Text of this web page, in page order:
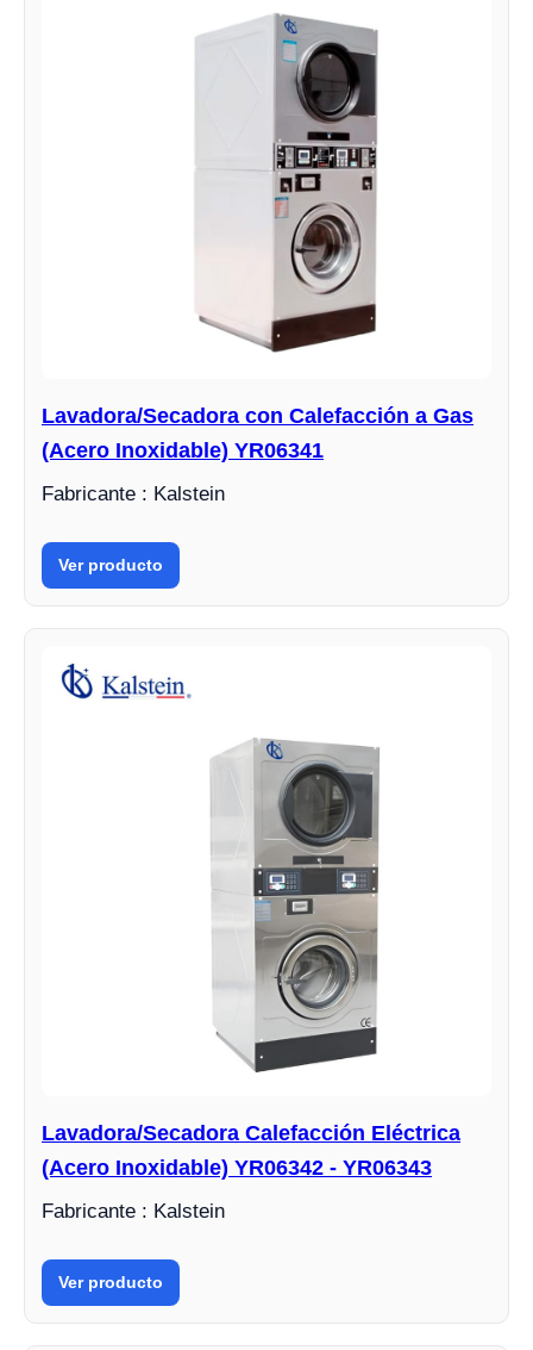
Lavadora/Secadora con Calefacción a Gas
(Acero Inoxidable) YR06341
Fabricante : Kalstein
Ver producto
Lavadora/Secadora Calefacción Eléctrica
(Acero Inoxidable) YR06342 - YR06343
Fabricante : Kalstein
Ver producto